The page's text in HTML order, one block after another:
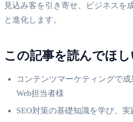
見込み客を引き寄せ、ビジネスを
と進化します。
この記事を読んでほし
コンテンツマーケティングで
Web担当者様
SEO対策の基礎知識を学び、